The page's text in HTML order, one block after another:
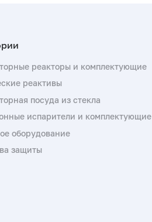
реакторы и комплектующие
реактивы
посуда из стекла
испарители и комплектующие
оборудование
защиты